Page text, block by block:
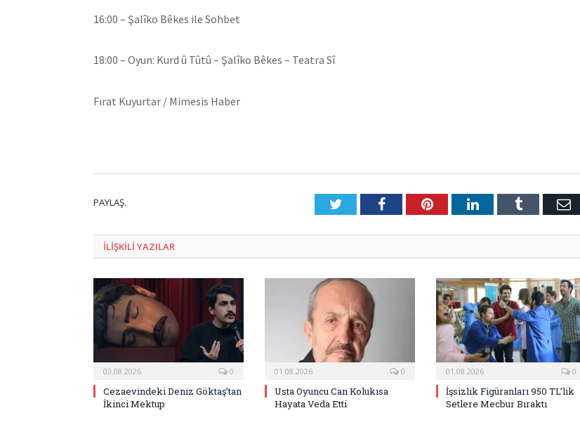
16:00 – Şalîko Bêkes ile Sohbet
18:00 – Oyun: Kurd û Tûtû – Şalîko Bêkes – Teatra Sî
Fırat Kuyurtar / Mimesis Haber
PAYLAŞ. TwitterFacebookPinterestLinkedInTumblr E-
ILIŞKILI YAZILAR
03.08.2026 0
Cezaevindeki Deniz Göktaş’tan
İkinci Mektup
01.08.2026 0
Usta Oyuncu Can Kolukısa
Hayata Veda Etti
01.08.2026 0
İşsizlik Figüranları 950 TL’lik
Setlere Mecbur Bıraktı